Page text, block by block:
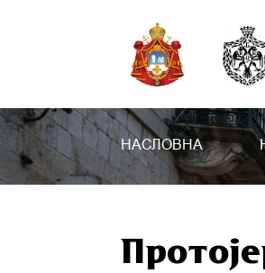
НАСЛОВНА